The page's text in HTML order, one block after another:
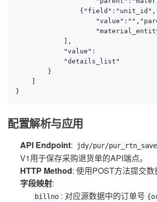
            ],
            "value":
            "details_list"
        }
    ]
}
配置解析与应用
API Endpoint: jdy/pur/pur_rtn_save
V1用于保存采购退货单的API端点。
HTTP Method: 使用POST方法提交数
字段映射:
billno : 对应源数据中的订单号